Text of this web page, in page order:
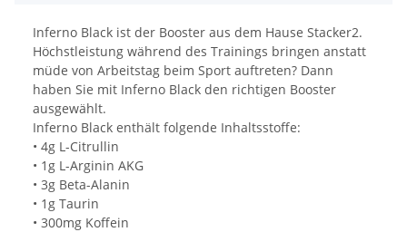
Inferno Black ist der Booster aus dem Hause Stacker2.
Höchstleistung während des Trainings bringen anstatt
müde von Arbeitstag beim Sport auftreten? Dann
haben Sie mit Inferno Black den richtigen Booster
ausgewählt.
Inferno Black enthält folgende Inhaltsstoffe:
• 4g L-Citrullin
• 1g L-Arginin AKG
• 3g Beta-Alanin
• 1g Taurin
• 300mg Koffein